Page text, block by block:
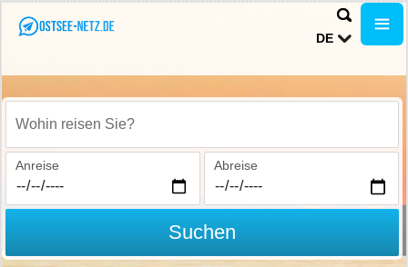
DE
Wohin reisen Sie?
Anreise Abreise
Suchen